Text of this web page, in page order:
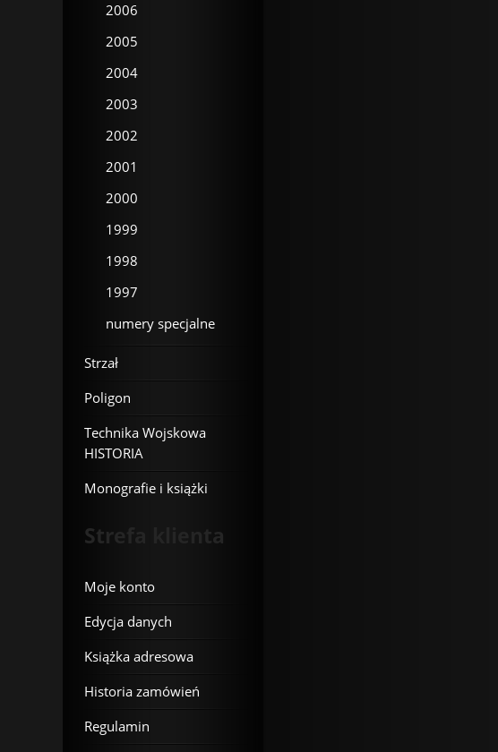
2006
2005
2004
2003
2002
2001
2000
1999
1998
1997
numery specjalne
Strzał
Poligon
Technika Wojskowa
HISTORIA
Monografie i książki
Strefa klienta
Moje konto
Edycja danych
Książka adresowa
Historia zamówień
Regulamin